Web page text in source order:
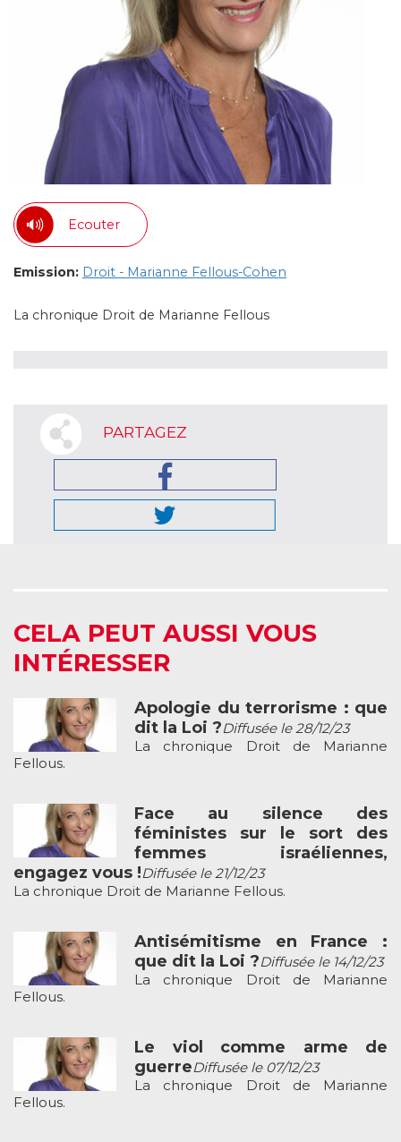
Ecouter
Emission: Droit - Marianne Fellous-Cohen
La chronique Droit de Marianne Fellous
PARTAGEZ
CELA PEUT AUSSI VOUS
INTÉRESSER
Apologie du terrorisme : que
dit la Loi ?Diffusée le 28/12/23
La chronique Droit de Marianne
Fellous.
Face au silence des
féministes sur le sort des
femmes israéliennes,
engagez vous !Diffusée le 21/12/23
La chronique Droit de Marianne Fellous.
Antisémitisme en France :
que dit la Loi ?Diffusée le 14/12/23
La chronique Droit de Marianne
Fellous.
Le viol comme arme de
guerreDiffusée le 07/12/23
La chronique Droit de Marianne
Fellous.